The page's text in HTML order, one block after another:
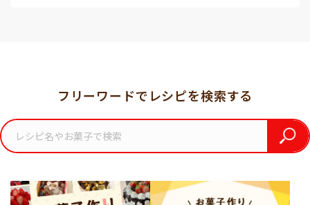
フリーワードでレシピを検索する